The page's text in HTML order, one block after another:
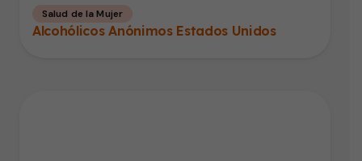
Salud de la Mujer
Alcohólicos Anónimos Estados Unidos